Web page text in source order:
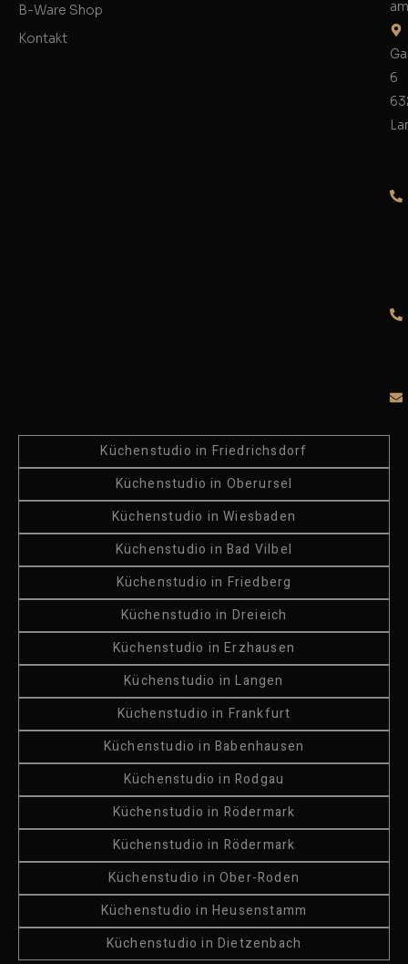
B-Ware Shop
Kontakt
6
Küchenstudio in Friedrichsdorf
Küchenstudio in Oberursel
Küchenstudio in Wiesbaden
Küchenstudio in Bad Vilbel
Küchenstudio in Friedberg
Küchenstudio in Dreieich
Küchenstudio in Erzhausen
Küchenstudio in Langen
Küchenstudio in Frankfurt
Küchenstudio in Babenhausen
Küchenstudio in Rodgau
Küchenstudio in Rödermark
Küchenstudio in Rödermark
Küchenstudio in Ober-Roden
Küchenstudio in Heusenstamm
Küchenstudio in Dietzenbach